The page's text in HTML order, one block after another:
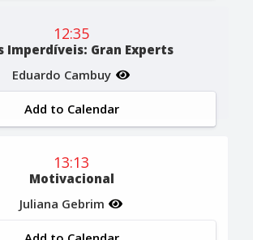
12:35
Imperdíveis: Gran Experts
Eduardo Cambuy
Add to Calendar
13:13
Motivacional
Juliana Gebrim